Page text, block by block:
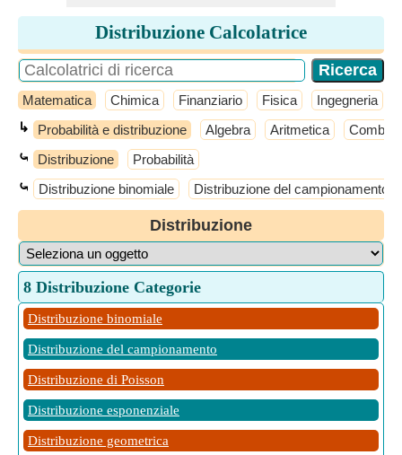
Distribuzione Calcolatrice
Matematica Chimica Finanziario Fisica Ingegneria
↳ Probabilità e distribuzione Algebra Aritmetica
⤿ Distribuzione Probabilità
⤿ Distribuzione binomiale Distribuzione del campionamento
Distribuzione
8 Distribuzione Categorie
Distribuzione binomiale
Distribuzione del campionamento
Distribuzione di Poisson
Distribuzione esponenziale
Distribuzione geometrica